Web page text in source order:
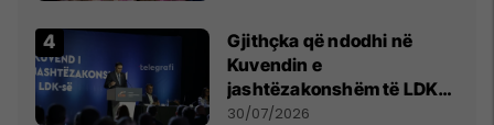
Gjithçka që ndodhi në
Kuvendin e
jashtëzakonshëm të LDK-
së
30/07/2026